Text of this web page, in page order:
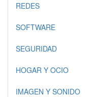
REDES
SOFTWARE
SEGURIDAD
HOGAR Y OCIO
IMAGEN Y SONIDO